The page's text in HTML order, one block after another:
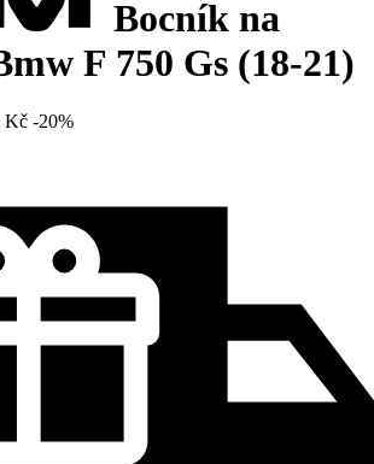
Bocník na
F 750 Gs (18-21)
Kč -20%